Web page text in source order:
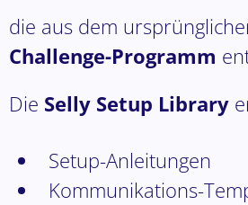
die aus dem
Challenge-Programm
Die Selly Setup Library
Setup-Anleitungen
Kommunikations-